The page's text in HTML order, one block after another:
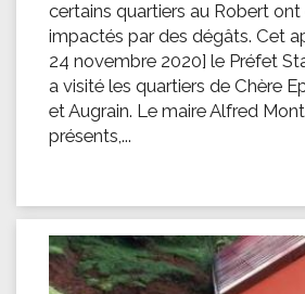
certains quartiers au Robert
impactés par des dégâts. Cet
24 novembre 2020] le Préfet
a visité les quartiers de Chère
et Augrain. Le maire Alfred
présents,...